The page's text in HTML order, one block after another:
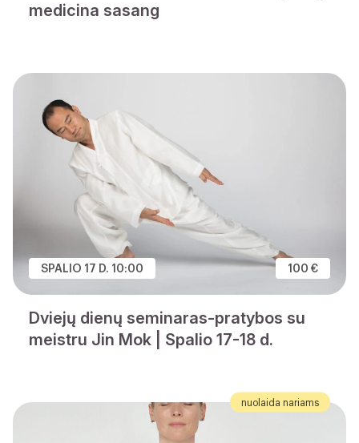
medicina sasang
SPALIO 17 D. 10:00 100 €
Dviejų dienų seminaras-pratybos su
meistru Jin Mok | Spalio 17-18 d.
nuolaida nariams